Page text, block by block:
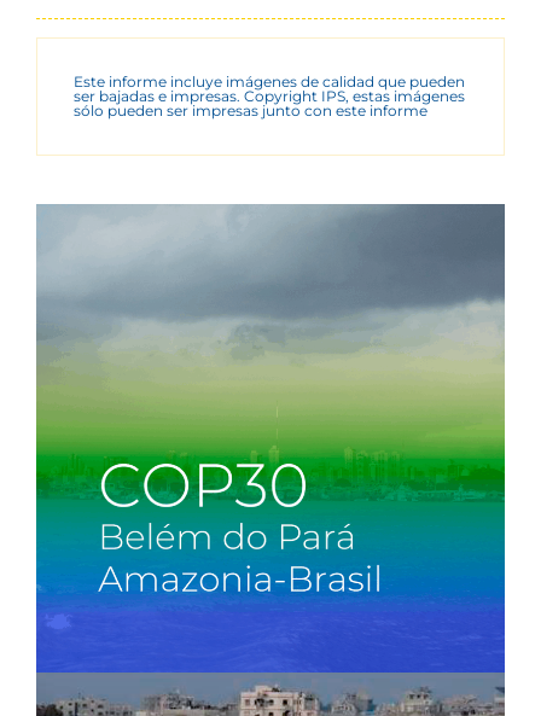
Este informe incluye imágenes de calidad que pueden
ser bajadas e impresas. Copyright IPS, estas imágenes
sólo pueden ser impresas junto con este informe